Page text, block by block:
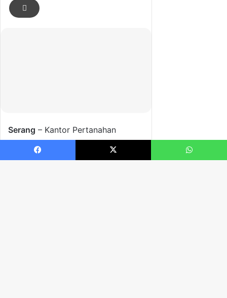
Facebook X WhatsApp